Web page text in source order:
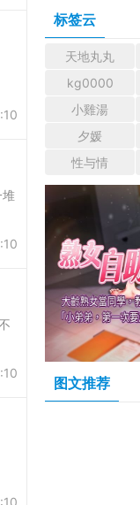
标签云
天地丸丸
kg0000
小雞湯
夕媛
性与情
图文推荐